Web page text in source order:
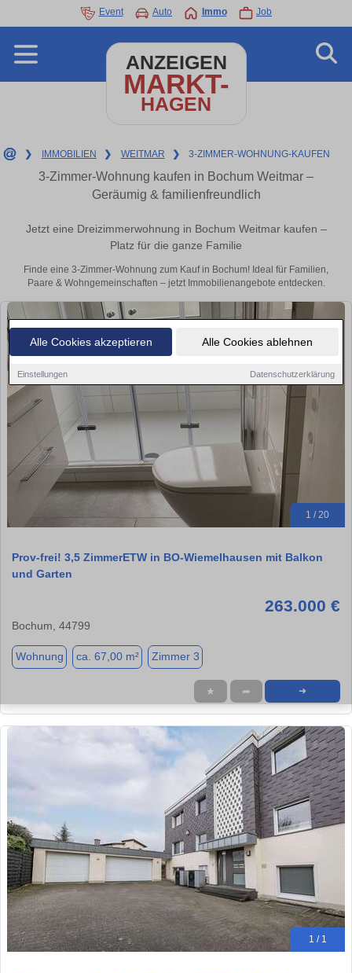
Alle Cookies akzeptieren Alle Cookies ablehnen
Einstellungen Datenschutzerklärung
Event Auto Immo Job
ANZEIGEN
MARKT-
HAGEN
❯ IMMOBILIEN ❯ WEITMAR ❯ 3-ZIMMER-WOHNUNG-KAUFEN
3-Zimmer-Wohnung kaufen in Bochum Weitmar –
Geräumig & familienfreundlich
Jetzt eine Dreizimmerwohnung in Bochum Weitmar kaufen –
Platz für die ganze Familie
Finde eine 3-Zimmer-Wohnung zum Kauf in Bochum! Ideal für Familien,
Paare & Wohngemeinschaften – jetzt Immobilienangebote entdecken.
1 / 20
Prov-frei! 3,5 ZimmerETW in BO-Wiemelhausen mit Balkon
und Garten
263.000 €
Bochum, 44799
Wohnung ca. 67,00 m² Zimmer 3
★ ➦ ➜
1 / 1